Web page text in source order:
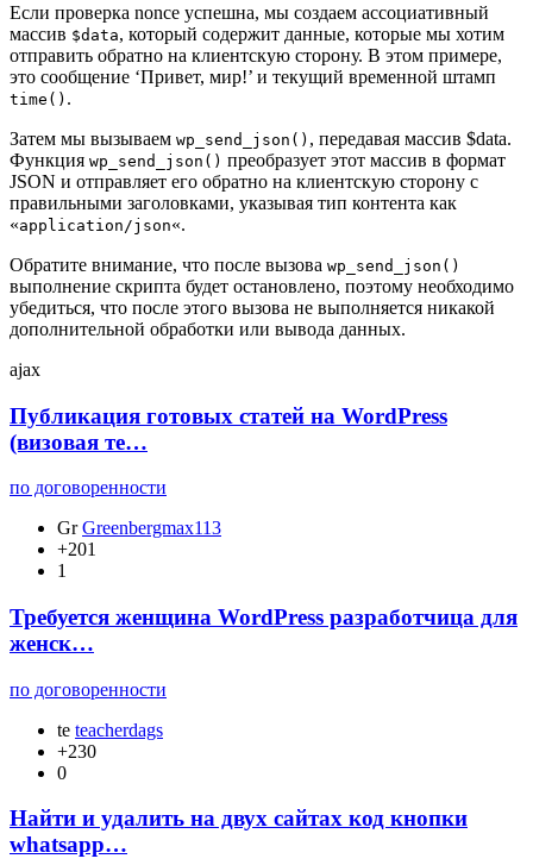
Если проверка nonce успешна, мы создаем ассоциативный
массив $data, который содержит данные, которые мы хотим
отправить обратно на клиентскую сторону. В этом примере,
это сообщение ‘Привет, мир!’ и текущий временной штамп
time() .
Затем мы вызываем wp_send_json() , передавая массив $data.
Функция wp_send_json() преобразует этот массив в формат
JSON и отправляет его обратно на клиентскую сторону с
правильными заголовками, указывая тип контента как
«application/json«.
Обратите внимание, что после вызова wp_send_json()
выполнение скрипта будет остановлено, поэтому необходимо
убедиться, что после этого вызова не выполняется никакой
дополнительной обработки или вывода данных.
ajax
Публикация готовых статей на WordPress
(визовая те…
по договоренности
Gr Greenbergmax113
+201
1
Требуется женщина WordPress разработчица для
женск…
по договоренности
te teacherdags
+230
0
Найти и удалить на двух сайтах код кнопки
whatsapp…